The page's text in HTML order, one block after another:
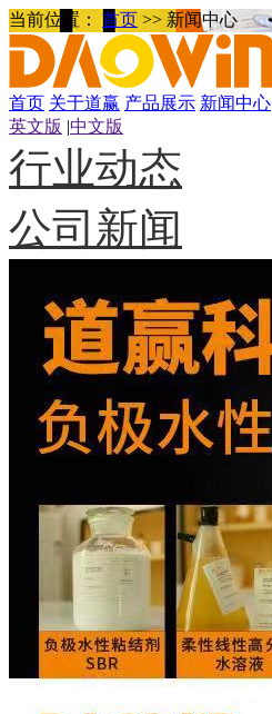
当前位置： 首页 >> 新闻中心
首页 关于道赢 产品展示 新闻中心
英文版 |中文版
行业动态
公司新闻